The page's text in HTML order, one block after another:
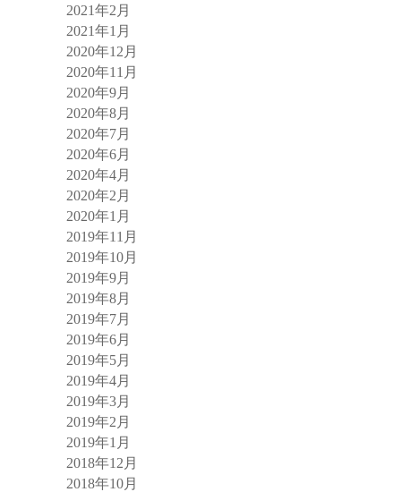
2021年2月
2021年1月
2020年12月
2020年11月
2020年9月
2020年8月
2020年7月
2020年6月
2020年4月
2020年2月
2020年1月
2019年11月
2019年10月
2019年9月
2019年8月
2019年7月
2019年6月
2019年5月
2019年4月
2019年3月
2019年2月
2019年1月
2018年12月
2018年10月